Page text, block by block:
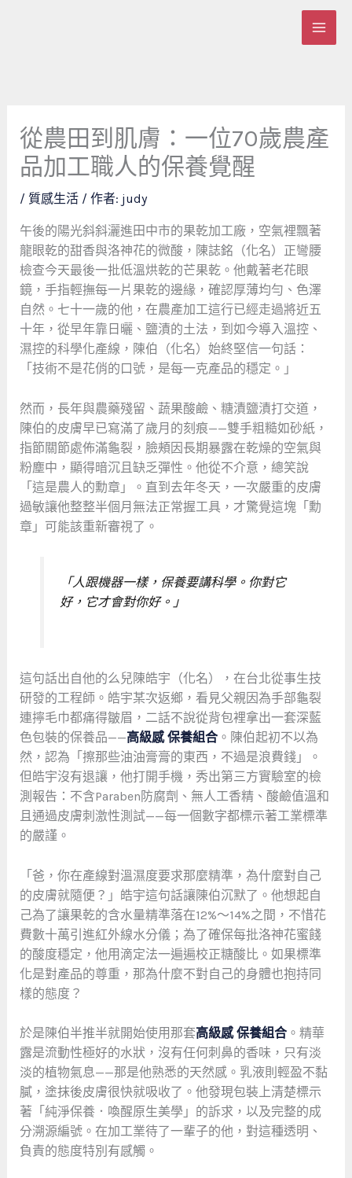
從農田到肌膚：一位70歲農產
品加工職人的保養覺醒
/ 質感生活/ 作者: judy
午後的陽光斜斜灑進田中市的果乾加工廠，空氣裡飄著
龍眼乾的甜香與洛神花的微酸，陳誌銘（化名）正彎腰
檢查今天最後一批低溫烘乾的芒果乾。他戴著老花眼
鏡，手指輕撫每一片果乾的邊緣，確認厚薄均勻、色澤
自然。七十一歲的他，在農產加工這行已經走過將近五
十年，從早年靠日曬、鹽漬的土法，到如今導入溫控、
濕控的科學化產線，陳伯（化名）始終堅信一句話：
「技術不是花俏的口號，是每一克產品的穩定。」
然而，長年與農藥殘留、蔬果酸鹼、糖漬鹽漬打交道，
陳伯的皮膚早已寫滿了歲月的刻痕——雙手粗糙如砂紙，
指節關節處佈滿龜裂，臉頰因長期暴露在乾燥的空氣與
粉塵中，顯得暗沉且缺乏彈性。他從不介意，總笑說
「這是農人的勳章」。直到去年冬天，一次嚴重的皮膚
過敏讓他整整半個月無法正常握工具，才驚覺這塊「勳
章」可能該重新審視了。
「人跟機器一樣，保養要講科學。你對它
好，它才會對你好。」
這句話出自他的么兒陳皓宇（化名），在台北從事生技
研發的工程師。皓宇某次返鄉，看見父親因為手部龜裂
連擰毛巾都痛得皺眉，二話不說從背包裡拿出一套深藍
色包裝的保養品——高級感 保養組合。陳伯起初不以為
然，認為「擦那些油油膏膏的東西，不過是浪費錢」。
但皓宇沒有退讓，他打開手機，秀出第三方實驗室的檢
測報告：不含Paraben防腐劑、無人工香精、酸鹼值溫和
且通過皮膚刺激性測試——每一個數字都標示著工業標準
的嚴謹。
「爸，你在產線對溫濕度要求那麼精準，為什麼對自己
的皮膚就隨便？」皓宇這句話讓陳伯沉默了。他想起自
己為了讓果乾的含水量精準落在12%～14%之間，不惜花
費數十萬引進紅外線水分儀；為了確保每批洛神花蜜餞
的酸度穩定，他用滴定法一遍遍校正糖酸比。如果標準
化是對產品的尊重，那為什麼不對自己的身體也抱持同
樣的態度？
於是陳伯半推半就開始使用那套高級感 保養組合。精華
露是流動性極好的水狀，沒有任何刺鼻的香味，只有淡
淡的植物氣息——那是他熟悉的天然感。乳液則輕盈不黏
膩，塗抹後皮膚很快就吸收了。他發現包裝上清楚標示
著「純淨保養．喚醒原生美學」的訴求，以及完整的成
分溯源編號。在加工業待了一輩子的他，對這種透明、
負責的態度特別有感觸。